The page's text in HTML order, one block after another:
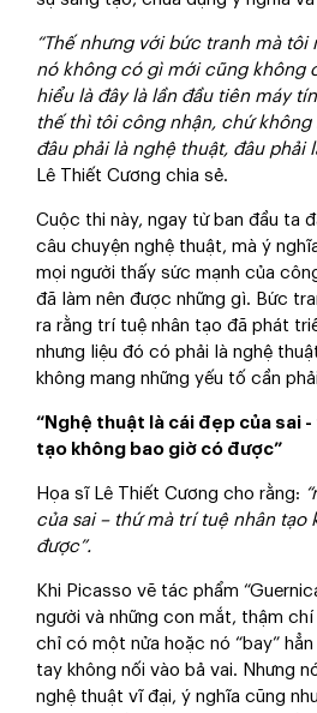
“Thế nhưng với bức tranh mà tôi
nó không có gì mới cũng không
hiểu là đây là lần đầu tiên máy
thế thì tôi công nhận, chứ
đâu phải là nghệ thuật, đâu phải
Lê Thiết Cương chia sẻ.
Cuộc thi này, ngay từ ban đầu ta
câu chuyện nghệ thuật, mà ý
mọi người thấy sức mạnh của
đã làm nên được những gì. Bức
ra rằng trí tuệ nhân tạo đã phát
nhưng liệu đó có phải là nghệ
không mang những yếu tố cần
“Nghệ thuật là cái đẹp của sai
tạo không bao giờ có được”
Họa sĩ Lê Thiết Cương cho rằng:
của sai – thứ mà trí tuệ nhân tạo
được”.
Khi Picasso vẽ tác phẩm
người và những con mắt, thậm
chỉ có một nửa hoặc nó “bay”
tay không nối vào bả vai. Nhưng
nghệ thuật vĩ đại, ý nghĩa cũng